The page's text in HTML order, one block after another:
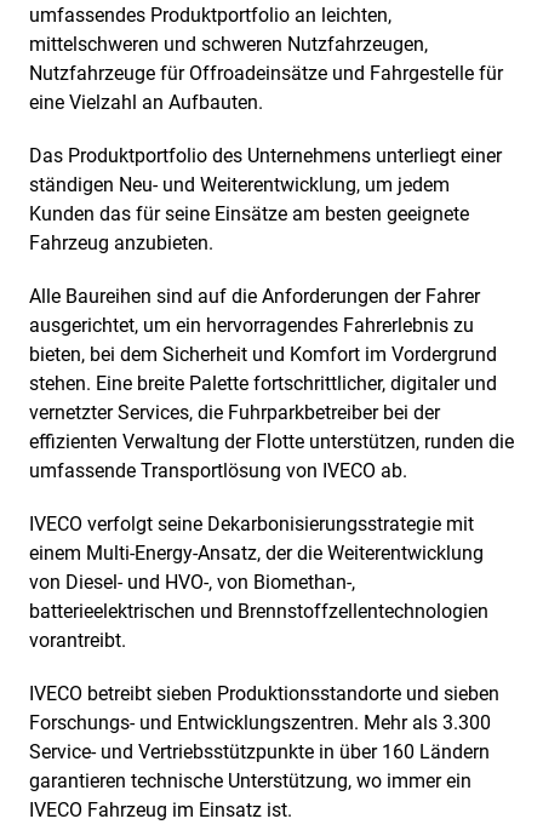
umfassendes Produktportfolio an leichten,
mittelschweren und schweren Nutzfahrzeugen,
Nutzfahrzeuge für Offroadeinsätze und Fahrgestelle für
eine Vielzahl an Aufbauten.
Das Produktportfolio des Unternehmens unterliegt einer
ständigen Neu- und Weiterentwicklung, um jedem
Kunden das für seine Einsätze am besten geeignete
Fahrzeug anzubieten.
Alle Baureihen sind auf die Anforderungen der Fahrer
ausgerichtet, um ein hervorragendes Fahrerlebnis zu
bieten, bei dem Sicherheit und Komfort im Vordergrund
stehen. Eine breite Palette fortschrittlicher, digitaler und
vernetzter Services, die Fuhrparkbetreiber bei der
effizienten Verwaltung der Flotte unterstützen, runden die
umfassende Transportlösung von IVECO ab.
IVECO verfolgt seine Dekarbonisierungsstrategie mit
einem Multi-Energy-Ansatz, der die Weiterentwicklung
von Diesel- und HVO-, von Biomethan-,
batterieelektrischen und Brennstoffzellentechnologien
vorantreibt.
IVECO betreibt sieben Produktionsstandorte und sieben
Forschungs- und Entwicklungszentren. Mehr als 3.300
Service- und Vertriebsstützpunkte in über 160 Ländern
garantieren technische Unterstützung, wo immer ein
IVECO Fahrzeug im Einsatz ist.